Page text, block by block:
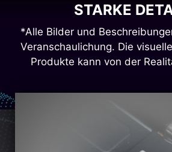
STARKE
*Alle Bilder und
Veranschaulichung. Die
Produkte kann von der